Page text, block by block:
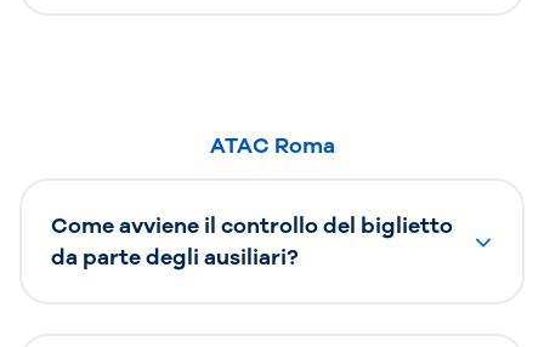
ATAC Roma
Come avviene il controllo del biglietto
da parte degli ausiliari?